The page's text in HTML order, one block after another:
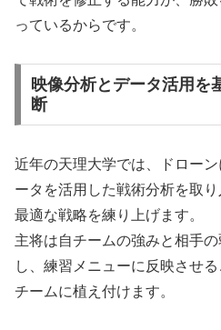
っているからです。
映像分析とデータ活用を
断
近年の天理大学では、ドロー
ータを活用した戦術分析を取
最適な戦略を練り上げます。
主将は自チームの強みと相手
し、練習メニューに反映させ
チームに植え付けます。